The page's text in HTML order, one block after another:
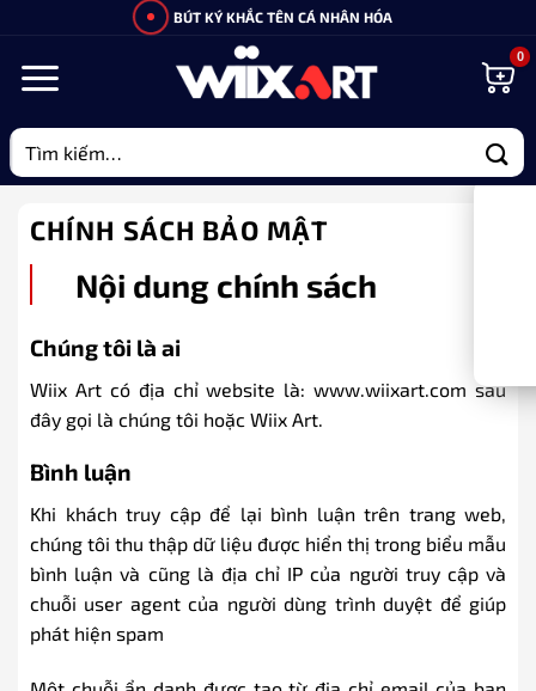
nội
BÚT KÝ KHẮC TÊN CÁ NHÂN HÓA
Tìm
kiếm:
CHÍNH SÁCH BẢO MẬT
Nội dung chính sách
Chúng tôi là ai
Wiix Art có địa chỉ website là: www.wiixart.com sau
đây gọi là chúng tôi hoặc Wiix Art.
Bình luận
Khi khách truy cập để lại bình luận trên trang web,
chúng tôi thu thập dữ liệu được hiển thị trong biểu mẫu
bình luận và cũng là địa chỉ IP của người truy cập và
chuỗi user agent của người dùng trình duyệt để giúp
phát hiện spam